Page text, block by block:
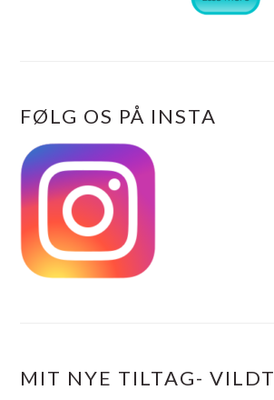
FØLG OS PÅ INSTA
MIT NYE TILTAG- VILDT